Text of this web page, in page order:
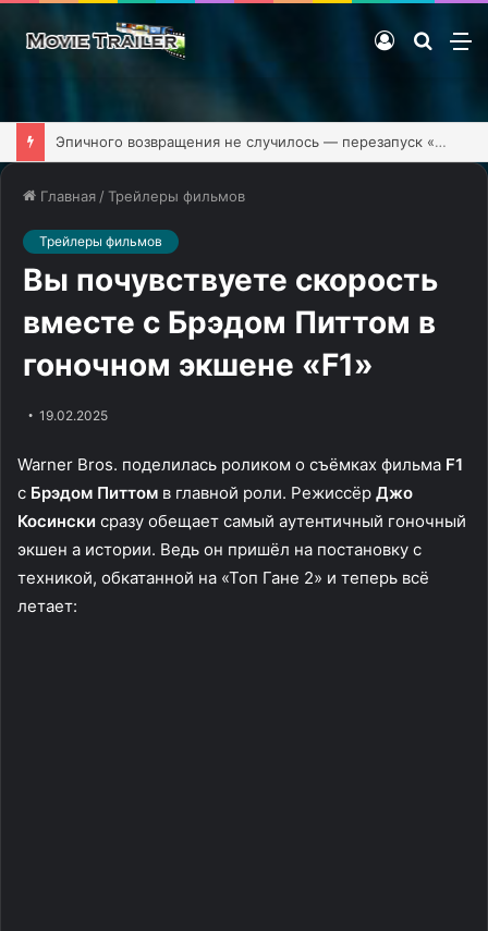
Поиск
Войти
Эпичного возвращения не случилось — перезапуск «Клиники» обзавёлся первым тизером
Главная /Трейлеры фильмов
Трейлеры фильмов
Вы почувствуете скорость
вместе с Брэдом Питтом в
гоночном экшене «F1»
19.02.2025
Warner Bros. поделилась роликом о съёмках фильма F1
c Брэдом Питтом в главной роли. Режиссёр Джо
Косински сразу обещает самый аутентичный гоночный
экшен а истории. Ведь он пришёл на постановку с
техникой, обкатанной на «Топ Гане 2» и теперь всё
летает: